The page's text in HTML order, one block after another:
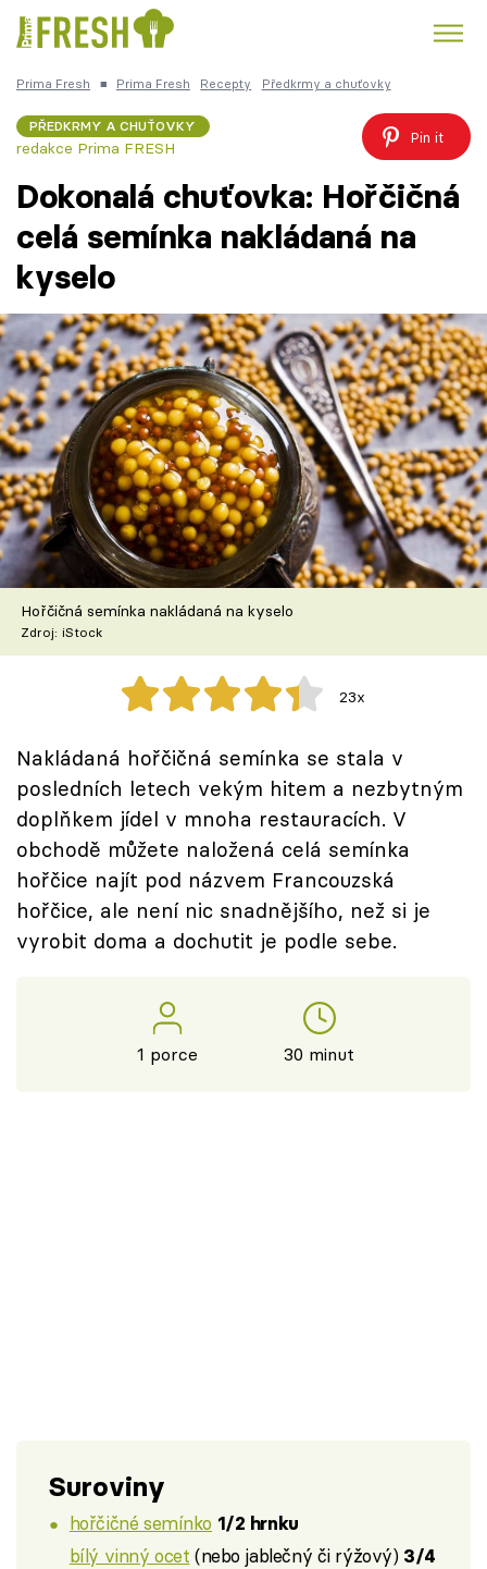
Česká kuchyně Čokoláda
Témata
Recepty
Články
TV Program
Škola vaření
Recepty z TV
Speciál: Cuketa
Těhotnej kuchař
Přihlášení
Sledujte nás
Prima Fresh ■ Prima Fresh Recepty Předkrmy a chuťovky
PŘEDKRMY A CHUŤOVKY
redakce Prima FRESH
Pin it
Dokonalá chuťovka: Hořčičná
celá semínka nakládaná na
kyselo
Hořčičná semínka nakládaná na kyselo
Zdroj: iStock
23x
Nakládaná hořčičná semínka se stala v
posledních letech vekým hitem a nezbytným
doplňkem jídel v mnoha restauracích. V
obchodě můžete naložená celá semínka
hořčice najít pod názvem Francouzská
hořčice, ale není nic snadnějšího, než si je
vyrobit doma a dochutit je podle sebe.
1 porce 30 minut
Suroviny
hořčičné semínko 1/2 hrnku
bílý vinný ocet (nebo jablečný či rýžový) 3/4